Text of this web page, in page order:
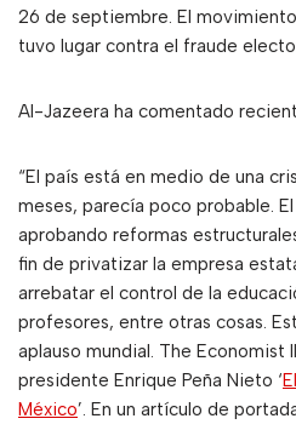
26 de septiembre. El
tuvo lugar contra el fraude
Al-Jazeera ha comentado
“El país está en medio de una
meses, parecía poco probable.
aprobando reformas
fin de privatizar la empresa
arrebatar el control de la
profesores, entre otras cosas.
aplauso mundial. The Economist
presidente Enrique Peña Nieto ‘
México’. En un artículo de